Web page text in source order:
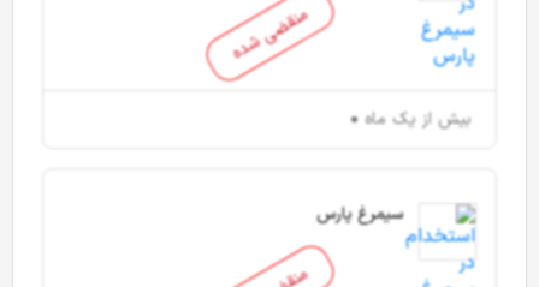
منقضی شده
بیش از یک ماه
سیمرغ پارس